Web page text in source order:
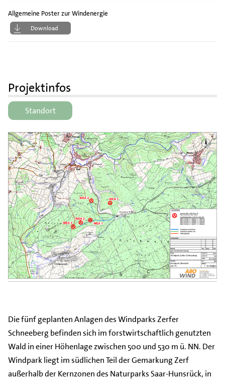
Allgemeine Poster zur Windenergie
Download
Projektinfos
Standort
Die fünf geplanten Anlagen des Windparks Zerfer
Schneeberg befinden sich im forstwirtschaftlich genutzten
Wald in einer Höhenlage zwischen 500 und 530 m ü. NN. Der
Windpark liegt im südlichen Teil der Gemarkung Zerf
außerhalb der Kernzonen des Naturparks Saar-Hunsrück, in